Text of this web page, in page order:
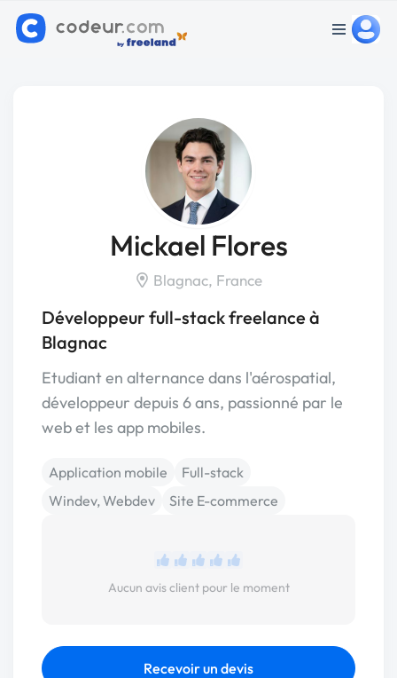
Mickael Flores
Blagnac, France
Développeur full-stack freelance à
Blagnac
Etudiant en alternance dans l'aérospatial,
développeur depuis 6 ans, passionné par le
web et les app mobiles.
Application mobile
Full-stack
Windev, Webdev
Site E-commerce
Aucun avis client pour le moment
Recevoir un devis